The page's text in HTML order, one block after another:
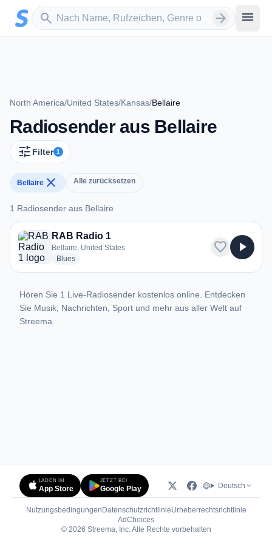
Zum Hauptinhalt springen
search
Sender suchen arrow_forward menu
North America/United States/Kansas/Bellaire
Radiosender aus Bellaire
tune Filter 1
Bellaire close Alle zurücksetzen
1 Radiosender aus Bellaire
1 Radiosender aus Bellaire
RAB Radio 1
Bellaire, United States
Bluesradio stations
favorite play_arrow
Hören Sie 1 Live-Radiosender kostenlos online. Entdecken
Sie Musik, Nachrichten, Sport und mehr aus aller Welt auf
Streema.
LADEN IM
App Store
JETZT BEI
Google Play Deutsch
Nutzungsbedingungen DatenschutzrichtlinieUrheberrechtsrichtlinie
AdChoices(öffnet in neuem Tab)
© 2026 Streema, Inc. Alle Rechte vorbehalten